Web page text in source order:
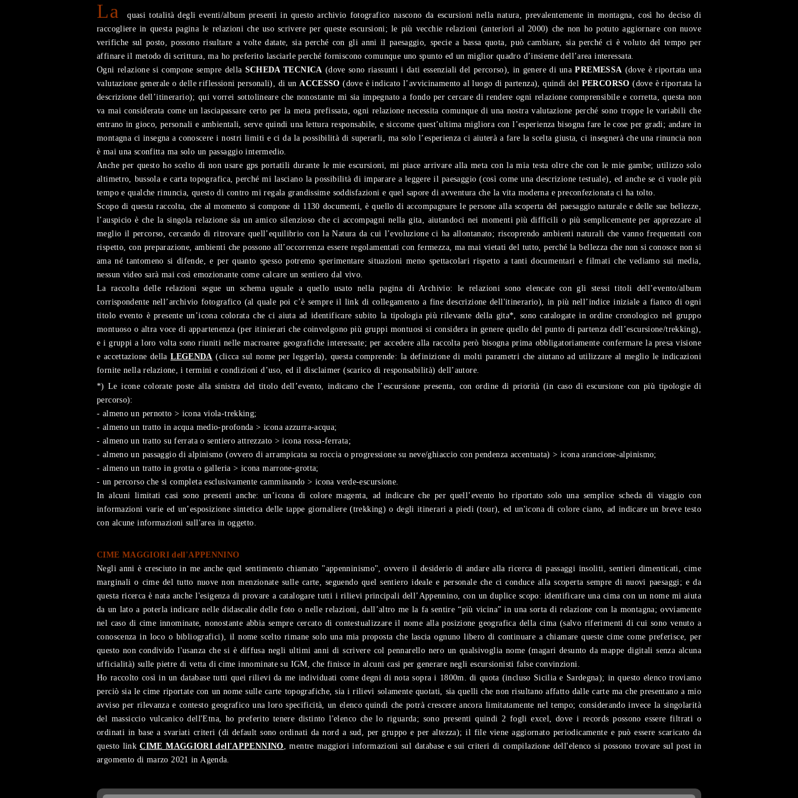
La
quasi totalità degli eventi/album presenti in questo archivio fotografico nascono da escursioni nella natura, prevalentemente in montagna, così ho deciso di
raccogliere in questa pagina le relazioni che uso scrivere per queste escursioni; le più vecchie relazioni (anteriori al 2000) che non ho potuto aggiornare con nuove
verifiche sul posto, possono risultare a volte datate, sia perché con gli anni il paesaggio, specie a bassa quota, può cambiare, sia perché ci è voluto del tempo per
affinare il metodo di scrittura, ma ho preferito lasciarle perché forniscono comunque uno spunto ed un miglior quadro d’insieme dell’area interessata.
Ogni relazione si compone sempre della SCHEDA TECNICA (dove sono riassunti i dati essenziali del percorso), in genere di unaPREMESSA (dove è riportata una
valutazione generale o delle riflessioni personali), di un ACCESSO (dove è indicato l’avvicinamento al luogo di partenza), quindi del PERCORSO (dove è riportata la
descrizione dell’itinerario); qui vorrei sottolineare che nonostante mi sia impegnato a fondo per cercare di rendere ogni relazione comprensibile e corretta, questa non
va mai considerata come un lasciapassare certo per la meta prefissata, ogni relazione necessita comunque di una nostra valutazione perché sono troppe le variabili che
entrano in gioco, personali e ambientali, serve quindi una lettura responsabile, e siccome quest’ultima migliora con l’esperienza bisogna fare le cose per gradi; andare in
montagna ci insegna a conoscere i nostri limiti e ci da la possibilità di superarli, ma solo l’esperienza ci aiuterà a fare la scelta giusta, ci insegnerà che una rinuncia non
è mai una sconfitta ma solo un passaggio intermedio.
Anche per questo ho scelto di non usare gps portatili durante le mie escursioni, mi piace arrivare alla meta con la mia testa oltre che con le mie gambe; utilizzo solo
altimetro, bussola e carta topografica, perché mi lasciano la possibilità di imparare a leggere il paesaggio (così come una descrizione testuale), ed anche se ci vuole più
tempo e qualche rinuncia, questo di contro mi regala grandissime soddisfazioni e quel sapore di avventura che la vita moderna e preconfezionata ci ha tolto.
Scopo di questa raccolta, che al momento si compone di 1130 documenti, è quello di accompagnare le persone alla scoperta del paesaggio naturale e delle sue bellezze,
l’auspicio è che la singola relazione sia un amico silenzioso che ci accompagni nella gita, aiutandoci nei momenti più difficili o più semplicemente per apprezzare al
meglio il percorso, cercando di ritrovare quell’equilibrio con la Natura da cui l’evoluzione ci ha allontanato; riscoprendo ambienti naturali che vanno frequentati con
rispetto, con preparazione, ambienti che possono all’occorrenza essere regolamentati con fermezza, ma mai vietati del tutto, perché la bellezza che non si conosce non si
ama né tantomeno si difende, e per quanto spesso potremo sperimentare situazioni meno spettacolari rispetto a tanti documentari e filmati che vediamo sui media,
nessun video sarà mai così emozionante come calcare un sentiero dal vivo.
La raccolta delle relazioni segue un schema uguale a quello usato nella pagina di Archivio: le relazioni sono elencate con gli stessi titoli dell’evento/album
corrispondente nell’archivio fotografico (al quale poi c’è sempre il link di collegamento a fine descrizione dell'itinerario), in più nell’indice iniziale a fianco di ogni
titolo evento è presente un’icona colorata che ci aiuta ad identificare subito la tipologia più rilevante della gita*, sono catalogate in ordine cronologico nel gruppo
montuoso o altra voce di appartenenza (per itinierari che coinvolgono più gruppi montuosi si considera in genere quello del punto di partenza dell’escursione/trekking),
e i gruppi a loro volta sono riuniti nelle macroaree geografiche interessate; per accedere alla raccolta però bisogna prima obbligatoriamente confermare la presa visione
e accettazione dellaLEGENDA (clicca sul nome per leggerla), questa comprende: la definizione di molti parametri che aiutano ad utilizzare al meglio le indicazioni
fornite nella relazione, i termini e condizioni d’uso, ed il disclaimer (scarico di responsabilità) dell’autore.
*) Le icone colorate poste alla sinistra del titolo dell’evento, indicano che l’escursione presenta, con ordine di priorità (in caso di escursione con più tipologie di
percorso):
- almeno un pernotto > icona viola-trekking;
- almeno un tratto in acqua medio-profonda > icona azzurra-acqua;
- almeno un tratto su ferrata o sentiero attrezzato > icona rossa-ferrata;
- almeno un passaggio di alpinismo (ovvero di arrampicata su roccia o progressione su neve/ghiaccio con pendenza accentuata) > icona arancione-alpinismo;
- almeno un tratto in grotta o galleria > icona marrone-grotta;
- un percorso che si completa esclusivamente camminando > icona verde-escursione.
In alcuni limitati casi sono presenti anche: un’icona di colore magenta, ad indicare che per quell’evento ho riportato solo una semplice scheda di viaggio con
informazioni varie ed un’esposizione sintetica delle tappe giornaliere (trekking) o degli itinerari a piedi (tour), ed un'icona di colore ciano, ad indicare un breve testo
con alcune informazioni sull'area in oggetto.
CIME MAGGIORI dell'APPENNINO
Negli anni è cresciuto in me anche quel sentimento chiamato "appenninismo", ovvero il desiderio di andare alla ricerca di passaggi insoliti, sentieri dimenticati, cime
marginali o cime del tutto nuove non menzionate sulle carte, seguendo quel sentiero ideale e personale che ci conduce alla scoperta sempre di nuovi paesaggi; e da
questa ricerca è nata anche l'esigenza di provare a catalogare tutti i rilievi principali dell’Appennino, con un duplice scopo: identificare una cima con un nome mi aiuta
da un lato a poterla indicare nelle didascalie delle foto o nelle relazioni, dall’altro me la fa sentire “più vicina” in una sorta di relazione con la montagna; ovviamente
nel caso di cime innominate, nonostante abbia sempre cercato di contestualizzare il nome alla posizione geografica della cima (salvo riferimenti di cui sono venuto a
conoscenza in loco o bibliografici), il nome scelto rimane solo una mia proposta che lascia ognuno libero di continuare a chiamare queste cime come preferisce, per
questo non condivido l'usanza che si è diffusa negli ultimi anni di scrivere col pennarello nero un qualsivoglia nome (magari desunto da mappe digitali senza alcuna
ufficialità) sulle pietre di vetta di cime innominate su IGM, che finisce in alcuni casi per generare negli escursionisti false convinzioni.
Ho raccolto così in un database tutti quei rilievi da me individuati come degni di nota sopra i 1800m. di quota (incluso Sicilia e Sardegna); in questo elenco troviamo
perciò sia le cime riportate con un nome sulle carte topografiche, sia i rilievi solamente quotati, sia quelli che non risultano affatto dalle carte ma che presentano a mio
avviso per rilevanza e contesto geografico una loro specificità, un elenco quindi che potrà crescere ancora limitatamente nel tempo; considerando invece la singolarità
del massiccio vulcanico dell'Etna, ho preferito tenere distinto l'elenco che lo riguarda; sono presenti quindi 2 fogli excel, dove i records possono essere filtrati o
ordinati in base a svariati criteri (di default sono ordinati da nord a sud, per gruppo e per altezza); il file viene aggiornato periodicamente e può essere scaricato da
questo linkCIME MAGGIORI dell'APPENNINO , mentre maggiori informazioni sul database e sui criteri di compilazione dell'elenco si possono trovare sul post in
argomento di marzo 2021 in Agenda.